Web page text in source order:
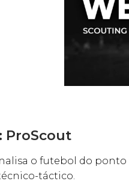
ProScout
o futebol do
táctico.